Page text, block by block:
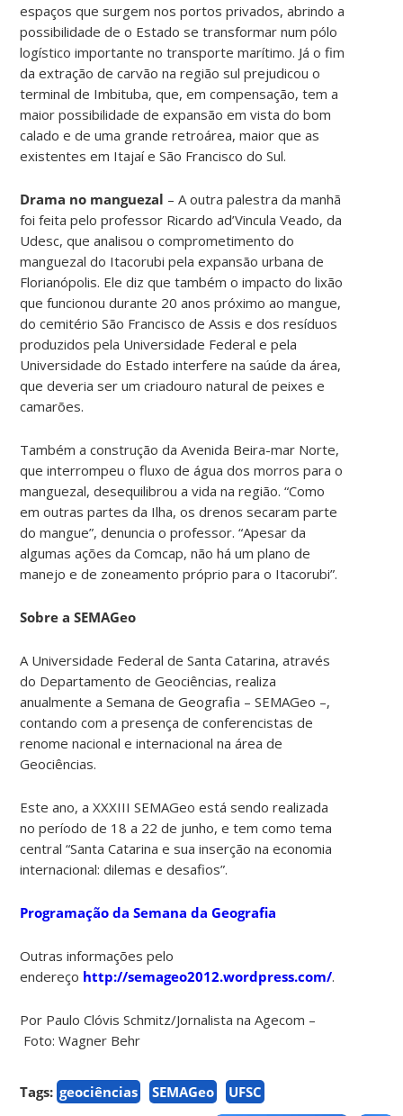
espaços que surgem nos portos privados, abrindo a
possibilidade de o Estado se transformar num pólo
logístico importante no transporte marítimo. Já o fim
da extração de carvão na região sul prejudicou o
terminal de Imbituba, que, em compensação, tem a
maior possibilidade de expansão em vista do bom
calado e de uma grande retroárea, maior que as
existentes em Itajaí e São Francisco do Sul.
Drama no manguezal – A outra palestra da manhã
foi feita pelo professor Ricardo ad’Vincula Veado, da
Udesc, que analisou o comprometimento do
manguezal do Itacorubi pela expansão urbana de
Florianópolis. Ele diz que também o impacto do lixão
que funcionou durante 20 anos próximo ao mangue,
do cemitério São Francisco de Assis e dos resíduos
produzidos pela Universidade Federal e pela
Universidade do Estado interfere na saúde da área,
que deveria ser um criadouro natural de peixes e
camarões.
Também a construção da Avenida Beira-mar Norte,
que interrompeu o fluxo de água dos morros para o
manguezal, desequilibrou a vida na região. “Como
em outras partes da Ilha, os drenos secaram parte
do mangue”, denuncia o professor. “Apesar da
algumas ações da Comcap, não há um plano de
manejo e de zoneamento próprio para o Itacorubi”.
Sobre a SEMAGeo
A Universidade Federal de Santa Catarina, através
do Departamento de Geociências, realiza
anualmente a Semana de Geografia – SEMAGeo –,
contando com a presença de conferencistas de
renome nacional e internacional na área de
Geociências.
Este ano, a XXXIII SEMAGeo está sendo realizada
no período de 18 a 22 de junho, e tem como tema
central “Santa Catarina e sua inserção na economia
internacional: dilemas e desafios”.
Programação da Semana da Geografia
Outras informações pelo
endereço http://semageo2012.wordpress.com/.
Por Paulo Clóvis Schmitz/Jornalista na Agecom –
Foto: Wagner Behr
Tags: geociências SEMAGeo UFSC